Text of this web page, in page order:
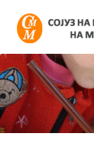
content
информации
поврзани
со
работата
на